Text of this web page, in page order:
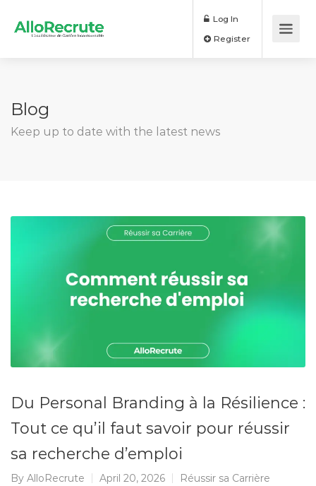
Log In
Blog
Keep up to date with the latest news
Du Personal Branding à la Résilience :
Tout ce qu’il faut savoir pour réussir
sa recherche d’emploi
By AlloRecrute April 20, 2026 Réussir sa Carrière